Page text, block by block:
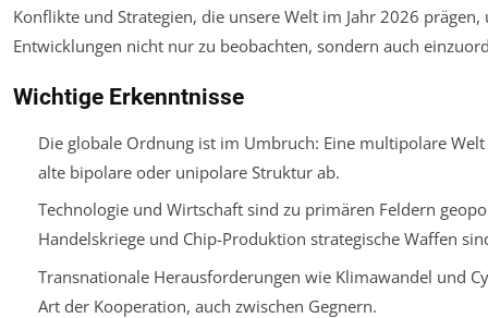
Konflikte und Strategien, die unsere Welt im Jahr 2026
Entwicklungen nicht nur zu beobachten, sondern auch
Wichtige Erkenntnisse
Die globale Ordnung ist im Umbruch: Eine multipolare
alte bipolare oder unipolare Struktur ab.
Technologie und Wirtschaft sind zu primären Feldern
Handelskriege und Chip-Produktion strategische Waffen
Transnationale Herausforderungen wie Klimawandel und
Art der Kooperation, auch zwischen Gegnern.